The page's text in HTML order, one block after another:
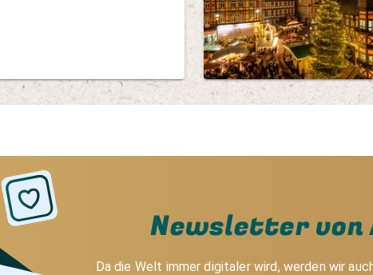
Newsletter
Da die Welt immer digitaler wird, werden wir